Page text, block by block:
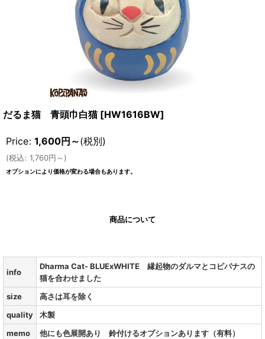
だるま猫 青頭巾白猫 [HW1616BW]
Price: 1,600円 ～(税別)
(税込: 1,760円 ～ )
オプションにより価格が変わる場合もあります。
商品について
info
Dharma Cat- BLUExWHITE 縁起物のダルマとコピパナスの
猫を合わせました
size
高さは耳を除く
quality
木製
memo
他にも色展開あり 鈴付けるオプションあります（有料）